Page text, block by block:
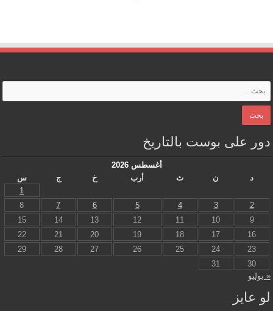
دور على بوست بالتاريخ
أغسطس 2026
د
ن ث أرب خ ج
س
1
2
3
4
5
6
7
8
9
10
11
12
13
14
15
16
17
18
19
20
21
22
23
24
25
26
27
28
29
30
31
« يوليو
لو عايز